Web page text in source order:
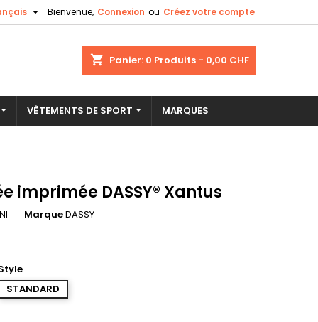
Bienvenue, Connexion ou Créez votre compte

shopping_cart Panier: 0 Produits - 0,00 CHF
VÊTEMENTS DE SPORT MARQUES
imprimée DASSY® Xantus
MarqueDASSY
STANDARD